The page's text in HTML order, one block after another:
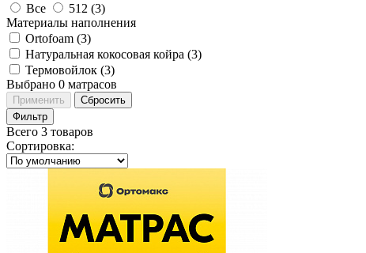
Все
512 (3)
Материалы наполнения
Ortofoam (3)
Натуральная кокосовая койра (3)
Термовойлок (3)
Выбрано 0 матрасов
Применить
Сбросить
Фильтр
Всего 3 товаров
Сортировка: